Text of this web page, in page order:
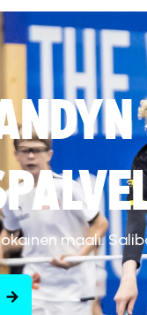
maali.